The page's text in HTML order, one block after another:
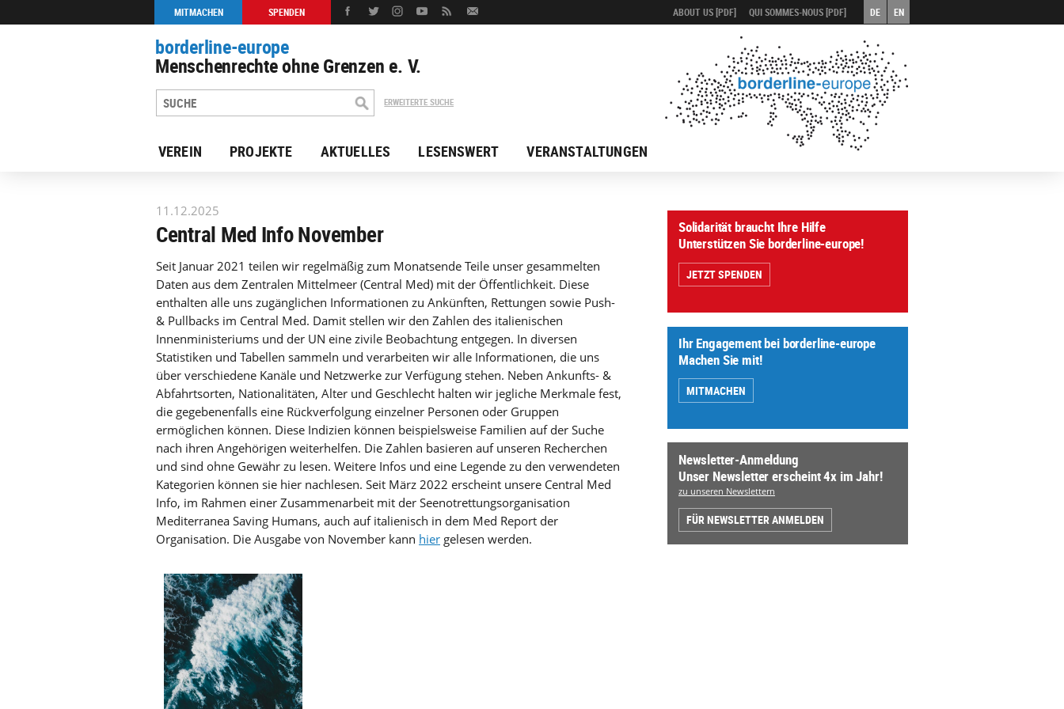
MITMACHEN SPENDEN ABOUT US [PDF] QUI SOMMES-NOUS [PDF] DE EN
borderline-europe
Menschenrechte ohne Grenzen e. V.
ERWEITERTE SUCHE
VEREIN PROJEKTE AKTUELLES LESENSWERT VERANSTALTUNGEN
zur Übersicht: Unsere Arbeit
11.12.2025
Central Med Info November
Seit Januar 2021 teilen wir regelmäßig zum Monatsende Teile unser gesammelten
Daten aus dem Zentralen Mittelmeer (Central Med) mit der Öffentlichkeit. Diese
enthalten alle uns zugänglichen Informationen zu Ankünften, Rettungen sowie Push-
& Pullbacks im Central Med. Damit stellen wir den Zahlen des italienischen
Innenministeriums und der UN eine zivile Beobachtung entgegen. In diversen
Statistiken und Tabellen sammeln und verarbeiten wir alle Informationen, die uns
über verschiedene Kanäle und Netzwerke zur Verfügung stehen. Neben Ankunfts- &
Abfahrtsorten, Nationalitäten, Alter und Geschlecht halten wir jegliche Merkmale fest,
die gegebenenfalls eine Rückverfolgung einzelner Personen oder Gruppen
ermöglichen können. Diese Indizien können beispielsweise Familien auf der Suche
nach ihren Angehörigen weiterhelfen. Die Zahlen basieren auf unseren Recherchen
und sind ohne Gewähr zu lesen. Weitere Infos und eine Legende zu den verwendeten
Kategorien können sie hier nachlesen. Seit März 2022 erscheint unsere Central Med
Info, im Rahmen einer Zusammenarbeit mit der Seenotrettungsorganisation
Mediterranea Saving Humans, auch auf italienisch in dem Med Report der
Organisation. Die Ausgabe von November kann hier gelesen werden.
Solidarität braucht Ihre Hilfe
Unterstützen Sie borderline-europe!
JETZT SPENDEN
Ihr Engagement bei borderline-europe
Machen Sie mit!
MITMACHEN
Newsletter-Anmeldung
Unser Newsletter erscheint 4x im Jahr!
zu unseren Newslettern
FÜR NEWSLETTER ANMELDEN